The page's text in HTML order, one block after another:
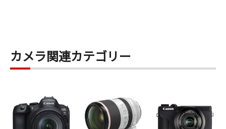
カメラ関連カテゴリー